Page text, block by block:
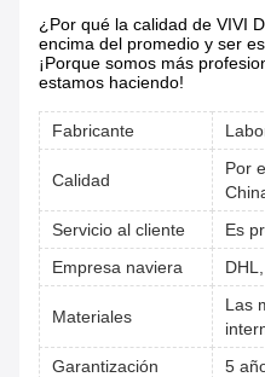
¿Por qué la calidad de VIVI
encima del promedio y ser
¡Porque somos más
estamos haciendo!
Fabricante
Calidad
Por
Servicio al cliente
Es
Empresa naviera
Materiales
Las
Garantización
5